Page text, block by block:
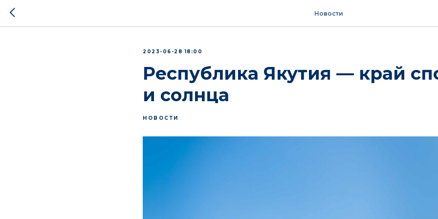
Новости
2023-06-28 18:00
Республика Якутия — край
и солнца
НОВОСТИ